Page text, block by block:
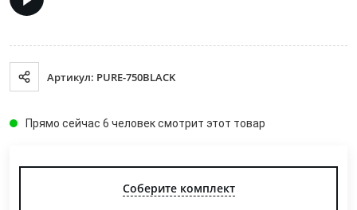
Артикул: PURE-750BLACK
Прямо сейчас 6 человек смотрит этот товар
Соберите комплект